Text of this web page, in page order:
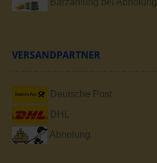
VERSANDPARTNER
Deutsche Post
DHL
Abholung.